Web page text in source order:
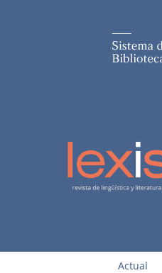
Actual